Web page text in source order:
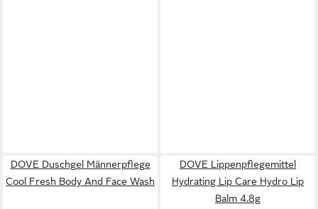
DOVE Duschgel Männerpflege
Cool Fresh Body And Face Wash
DOVE Lippenpflegemittel
Hydrating Lip Care Hydro Lip
Balm 4.8g